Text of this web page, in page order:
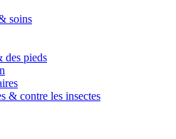
soins
des pieds
& contre les insectes